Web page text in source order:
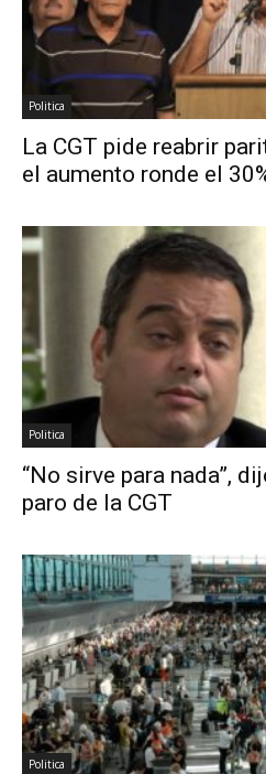
Politica
La CGT pide reabrir
el aumento ronde el
Politica
“No sirve para nada”,
paro de la CGT
Politica